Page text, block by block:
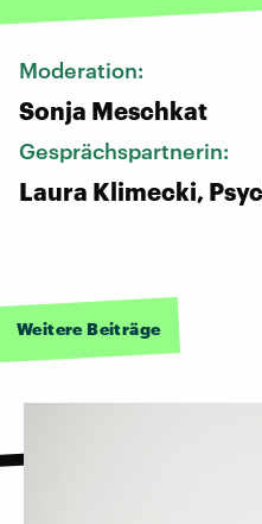
Moderation:
Sonja Meschkat
Gesprächspartnerin:
Laura Klimecki,
Weitere Beiträge